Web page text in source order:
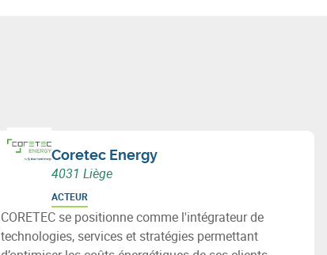
Coretec Energy
4031 Liège
ACTEUR
CORETEC se positionne comme l'intégrateur de
technologies, services et stratégies permettant